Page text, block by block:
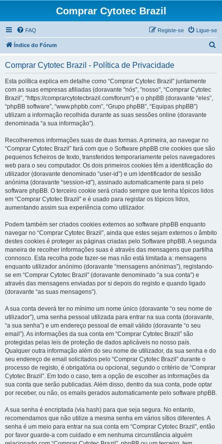
Comprar Cytotec Brazil
FAQ Ligue-se
Registe-se
Índice do Fórum
Comprar Cytotec Brazil - Política de Privacidade
Esta política explica em detalhe como “Comprar Cytotec Brazil” juntamente
com as suas empresas afiliadas (doravante "nós", "nosso", “Comprar Cytotec
Brazil”, “https://comprarcytotecbrazil.com/forum”) e o phpBB (doravante “eles”,
“phpBB software”, “www.phpbb.com”, “Grupo phpBB”, “Equipas phpBB”)
utilizam a informação recolhida durante as suas sessões online (doravante
denominada “a sua informação”).
Recolheremos informações suas de duas formas. A primeira, ao navegar no
“Comprar Cytotec Brazil” fará com que o Software phpBB crie cookies que são
pequenos ficheiros de texto, transferidos temporariamente pelos navegadores
web para o seu computador. Os dois primeiros cookies têm a identificação do
utilizador (doravante denominado “user-id”) e um identificador de sessão
anónima (doravante “session-id”), assinado automaticamente para si pelo
software phpBB. O terceiro cookie será criado sempre que tenha tópicos lidos
em “Comprar Cytotec Brazil” e é usado para registar os tópicos lidos,
aumentando assim sua experiência como utilizador.
Podem também ser criados cookies externos ao software phpBB enquanto
navegar no “Comprar Cytotec Brazil”, ainda que estes sejam externos o âmbito
destes cookies é proteger as páginas criadas pelo Software phpBB. A segunda
maneira de recolher informações suas é através das mensagens que partilha
connosco. Esta recolha pode fazer-se mas não está limitada a: mensagens
enquanto utilizador anónimo (doravante “mensagens anónimas”), registando-
se em “Comprar Cytotec Brazil” (doravante denominado “a sua conta”) e
através das mensagens enviadas por si depois do registo e quando ligado
(doravante “as suas mensagens”).
A sua conta deverá ter no mínimo um nome único (doravante “o seu nome de
utilizador”), uma senha pessoal utilizada para entrar na sua conta (doravante,
“a sua senha”) e um endereço pessoal de email válido (doravante “o seu
email”). As informações da sua conta em “Comprar Cytotec Brazil” são
protegidas pelas leis de proteção de dados aplicáveis no nosso país.
Qualquer outra informação além do seu nome de utilizador, da sua senha e do
seu endereço de email solicitados pelo “Comprar Cytotec Brazil” durante o
processo de registo, é obrigatória ou opcional, segundo o critério de “Comprar
Cytotec Brazil”. Em todo o caso, tem a opção de escolher as informações da
sua conta que serão publicadas. Além disso, dentro da sua conta, pode optar
por receber, ou não, os emails gerados automaticamente pelo software phpBB.
A sua senha é encriptada (via hash) para que seja segura. No entanto,
recomendamos que não utilize a mesma senha em vários sítios diferentes. A
senha é um meio para entrar na sua conta em “Comprar Cytotec Brazil”, então
por favor guarde-a com cuidado e em nenhuma circunstância alguém